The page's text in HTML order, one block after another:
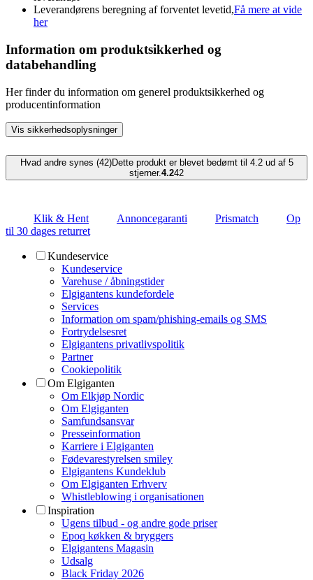
Leverandørens beregning af forventet levetid,Få mere at vide
her
Information om produktsikkerhed og
databehandling
Her finder du information om generel produktsikkerhed og
producentinformation
Vis sikkerhedsoplysninger
Hvad andre synes (42)Dette produkt er blevet bedømt til 4.2 ud af 5
stjerner.4.242
Klik & Hent Annoncegaranti Prismatch
Op
til 30 dages returret
Kundeservice
Kundeservice
Varehuse / åbningstider
Elgigantens kundefordele
Services
Information om spam/phishing-emails og SMS
Fortrydelsesret
Elgigantens privatlivspolitik
Partner
Cookiepolitik
Om Elgiganten
Om Elkjøp Nordic
Om Elgiganten
Samfundsansvar
Presseinformation
Karriere i Elgiganten
Fødevarestyrelsen smiley
Elgigantens Kundeklub
Om Elgiganten Erhverv
Whistleblowing i organisationen
Inspiration
Ugens tilbud - og andre gode priser
Epoq køkken & bryggers
Elgigantens Magasin
Udsalg
Black Friday 2026